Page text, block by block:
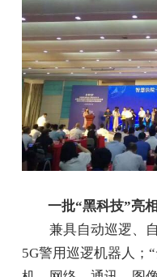
一批“黑科技”亮相
兼具自动巡逻、自
5G警用巡逻机器人；